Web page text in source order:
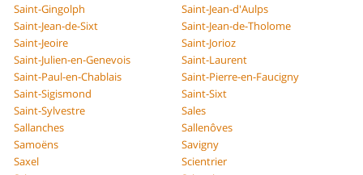
Saint-Gingolph
Saint-Jean-d'Aulps
Saint-Jean-de-Sixt
Saint-Jean-de-Tholome
Saint-Jeoire
Saint-Jorioz
Saint-Julien-en-Genevois
Saint-Laurent
Saint-Paul-en-Chablais
Saint-Pierre-en-Faucigny
Saint-Sigismond
Saint-Sixt
Saint-Sylvestre
Sales
Sallanches
Sallenôves
Samoëns
Savigny
Saxel
Scientrier